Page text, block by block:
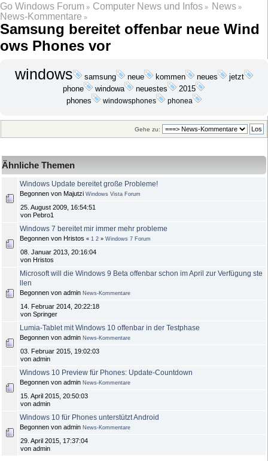
Go Windows Forum » Computer News und Infos » News»
News-Kommentare »
Samsung bereitet offenbar neue Wind
ows Phones vor
windows samsung neue kommen neues
jetzt
phone
windowa neuestes
2015
phones
windowsphones phonea
Gehe zu:
Ähnliche Themen
Windows Update bereitet große Probleme!
Begonnen von Majutzi Windows Vista Forum
25. August 2009, 16:54:51
von Pebro1
Windows 7 bereitet mir immer mehr probleme
Begonnen von Hristos « 1 2 » Windows 7 Forum
08. Januar 2013, 20:16:04
von Hristos
Microsoft will die Windows 9 Beta offenbar schon im April zur Verfügung ste
llen
Begonnen von admin News-Kommentare
14. Februar 2014, 20:22:18
von Springer
Lumia-Tablet mit Windows 10 offenbar in der Testphase
Begonnen von admin News-Kommentare
03. Februar 2015, 19:02:03
von admin
Windows 10 Preview für Phones: Update-Countdown
Begonnen von admin News-Kommentare
15. April 2015, 20:50:03
von admin
Windows 10 für Phones unterstützt Android
Begonnen von admin News-Kommentare
29. April 2015, 17:37:04
von admin